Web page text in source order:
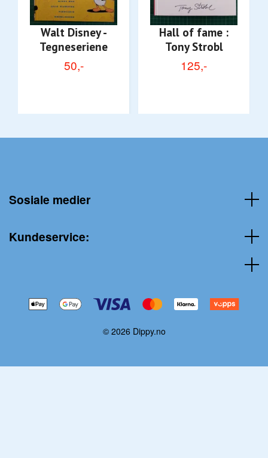
Walt Disney -
Tegneseriene
50,-
Hall of fame :
Tony Strobl
125,-
Sosiale medier
Kundeservice:
© 2026 Dippy.no